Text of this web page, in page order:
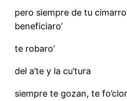
pero siempre de tu
beneficiaro’
te robaro’
del a’te y la cu’tura
siempre te gozan, te